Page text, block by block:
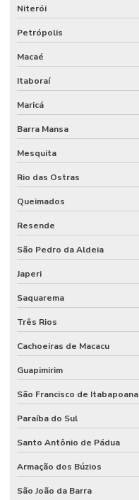
Niterói
Petrópolis
Macaé
Itaboraí
Maricá
Barra Mansa
Mesquita
Rio das Ostras
Queimados
Resende
São Pedro da Aldeia
Japeri
Saquarema
Três Rios
Cachoeiras de Macacu
Guapimirim
São Francisco de Itabapoana
Paraíba do Sul
Santo Antônio de Pádua
Armação dos Búzios
São João da Barra